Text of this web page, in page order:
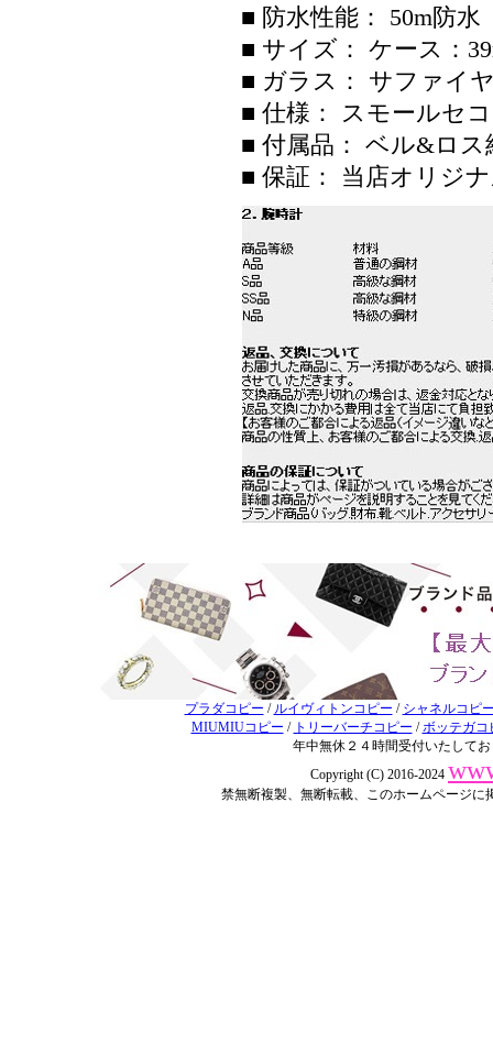
■ 防水性能： 50m防水
■ サイズ： ケース：
■ ガラス： サファイ
■ 仕様： スモールセ
■ 付属品： ベル&ロス
■ 保証： 当店オリジ
プラダコピー / ルイヴィトンコピー / シャネルコピ
MIUMIUコピー / トリーバーチコピー /ボッテガコ
年中無休２４時間受付いたして
Copyright (C) 2016-2024
禁無断複製、無断転載、このホームページ